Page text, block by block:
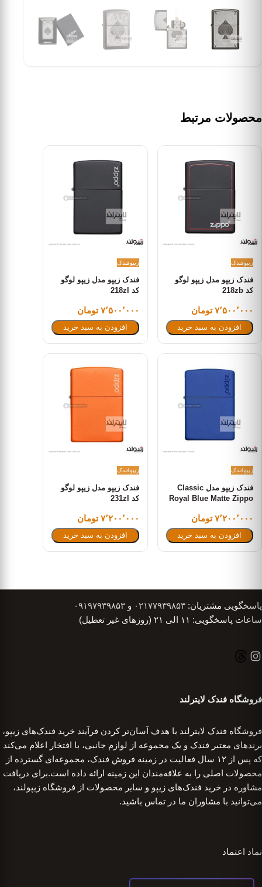
محصولات مرتبط
زیپوفندک
فندک زیپو مدل زیپو لوگو
کد 218zb
۷٬۵۰۰٬۰۰۰ تومان
افزودن به سبد خرید
زیپوفندک
فندک زیپو مدل زیپو لوگو
کد 218zl
۷٬۵۰۰٬۰۰۰ تومان
افزودن به سبد خرید
زیپوفندک
فندک زیپو مدل Classic
Royal Blue Matte Zippo
۷٬۲۰۰٬۰۰۰ تومان
افزودن به سبد خرید
زیپوفندک
فندک زیپو مدل زیپو لوگو
کد 231zl
۷٬۲۰۰٬۰۰۰ تومان
افزودن به سبد خرید
پاسخگویی مشتریان: ۰۲۱۷۷۹۳۹۸۵۳ و ۰۹۱۹۷۹۳۹۸۵۳
ساعات پاسخگویی: ۱۱ الی ۲۱ (روزهای غیر تعطیل)
فروشگاه فندک لایترلند
فروشگاه فندک لایترلند با هدف آسان‌تر کردن فرآیند خرید فندک‌های زیپو،
برندهای معتبر فندک و یک مجموعه از لوازم جانبی، با افتخار اعلام می‌کند
که پس از ۱۲ سال فعالیت در زمینه فروش فندک، مجموعه‌ای گسترده از
محصولات اصلی را به علاقه‌مندان این زمینه ارائه داده است.برای دریافت
مشاوره در خرید فندک‌های زیپو و سایر محصولات از فروشگاه زیپولند،
می‌توانید با مشاوران ما در تماس باشید.
نماد اعتماد